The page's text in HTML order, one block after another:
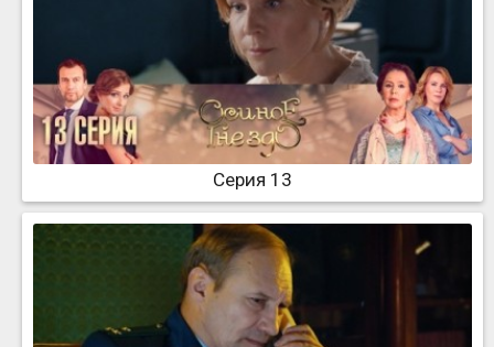
Серия 13